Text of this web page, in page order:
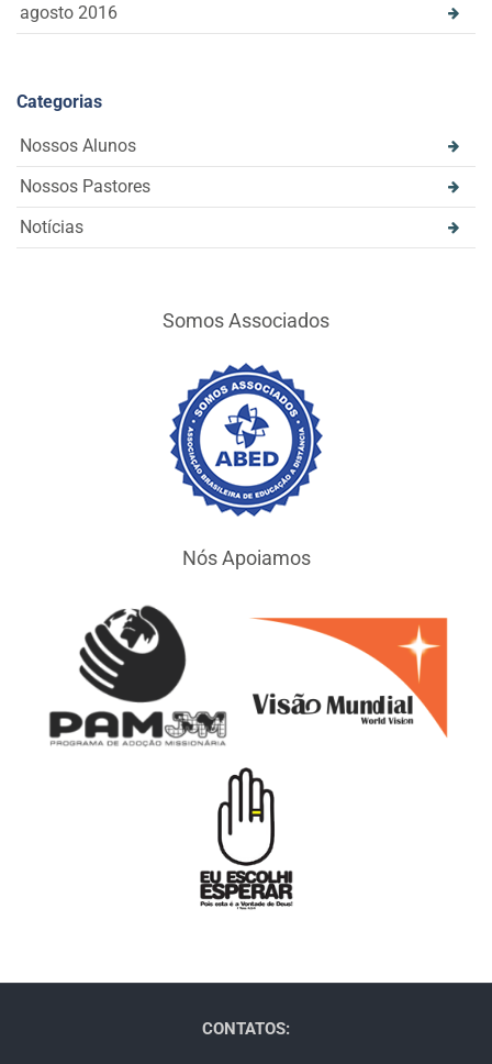
agosto 2016
Categorias
Nossos Alunos
Nossos Pastores
Notícias
Somos Associados
Nós Apoiamos
CONTATOS: